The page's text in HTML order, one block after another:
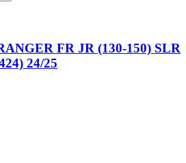
FR JR (130-150) SLR
24/25